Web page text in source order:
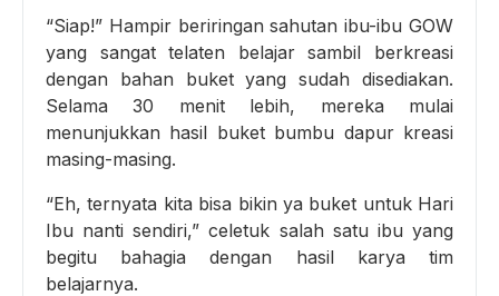
“Siap!” Hampir beriringan sahutan ibu-ibu GOW
yang sangat telaten belajar sambil berkreasi
dengan bahan buket yang sudah disediakan.
Selama 30 menit lebih, mereka mulai
menunjukkan hasil buket bumbu dapur kreasi
masing-masing.
“Eh, ternyata kita bisa bikin ya buket untuk Hari
Ibu nanti sendiri,” celetuk salah satu ibu yang
begitu bahagia dengan hasil karya tim
belajarnya.